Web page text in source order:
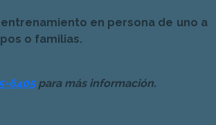
en persona de uno a
o familias.
6405para más información.